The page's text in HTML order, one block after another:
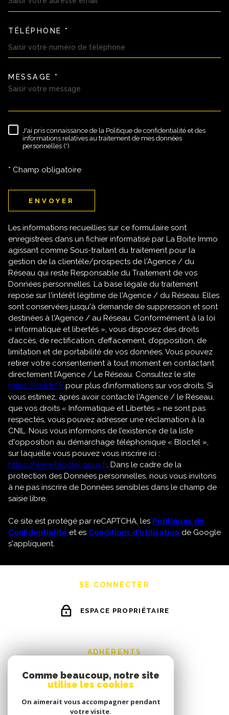
TÉLÉPHONE *
MESSAGE *
RÈGLEMENTATION
J'ai pris connaissance de la Politique de confidentialité et des
informations relatives au traitement de mes données
personnelles (*)
* Champ obligatoire
ENVOYER
Les informations recueillies sur ce formulaire sont
enregistrées dans un fichier informatisé par La Boite Immo
agissant comme Sous-traitant du traitement pour la
gestion de la clientèle/prospects de l'Agence / du
Réseau qui reste Responsable du Traitement de vos
Données personnelles. La base légale du traitement
repose sur l'intérêt légitime de l'Agence / du Réseau. Elles
sont conservées jusqu'à demande de suppression et sont
destinées à l'Agence / au Réseau. Conformément à la loi
« informatique et libertés », vous disposez des droits
d’accès, de rectification, d’effacement, d’opposition, de
limitation et de portabilité de vos données. Vous pouvez
retirer votre consentement à tout moment en contactant
directement l’Agence / Le Réseau. Consultez le site
https://cnil.fr/fr pour plus d’informations sur vos droits. Si
vous estimez, après avoir contacté l'Agence / le Réseau,
que vos droits « Informatique et Libertés » ne sont pas
respectés, vous pouvez adresser une réclamation à la
CNIL. Nous vous informons de l’existence de la liste
d'opposition au démarchage téléphonique « Bloctel »,
sur laquelle vous pouvez vous inscrire ici :
https://www.bloctel.gouv.fr. Dans le cadre de la
protection des Données personnelles, nous vous invitons
à ne pas inscrire de Données sensibles dans le champ de
saisie libre.
Ce site est protégé par reCAPTCHA, les Politiques de
Confidentialité et es Conditions d'utilisation de Google
s'appliquent.
SE CONNECTER
ESPACE PROPRIÉTAIRE
ADHÉRENTS
Comme beaucoup, notre site
utilise les cookies
On aimerait vous accompagner pendant
votre visite.